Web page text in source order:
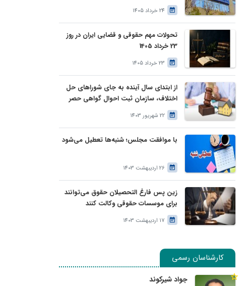
24 خرداد 1405
تحولات مهم حقوقی و قضایی ایران در روز
23 خرداد 1405
23 خرداد 1405
از ابتدای سال آینده به جای شوراهای حل
اختلاف، سازمان ثبت احوال گواهی حصر
وراثت بدون نیاز به درخواست وراث صادر
خواهد کرد
22 شهریور 1403
با موافقت مجلس؛ شنبه‌ها تعطیل می‌شود
26 اردیبهشت 1403
زین پس فارغ التحصیلان حقوق می‌توانند
برای موسسات حقوقی وکالت کنند
17 اردیبهشت 1403
کارشناسان رسمی
جواد شیرکوند